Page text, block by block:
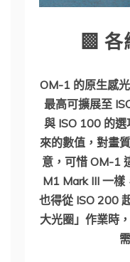
▩ 各
OM-1 的原生感
最高可擴展至
與 ISO 100 的
來的數值，對畫
意，可惜 OM-1
M1 Mark III 一樣
也得從 ISO 200
大光圈」作業時